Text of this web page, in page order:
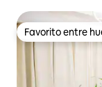
Favorito entre
Favorito entre